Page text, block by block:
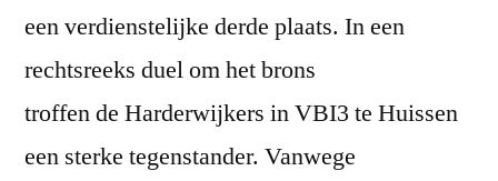
een verdienstelijke derde plaats. In een
rechtsreeks duel om het brons
troffen de Harderwijkers in VBI3 te Huissen
een sterke tegenstander. Vanwege